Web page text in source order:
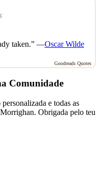
taken.” —Oscar Wilde
Goodreads Quotes
Comunidade
e todas as
Obrigada pelo teu